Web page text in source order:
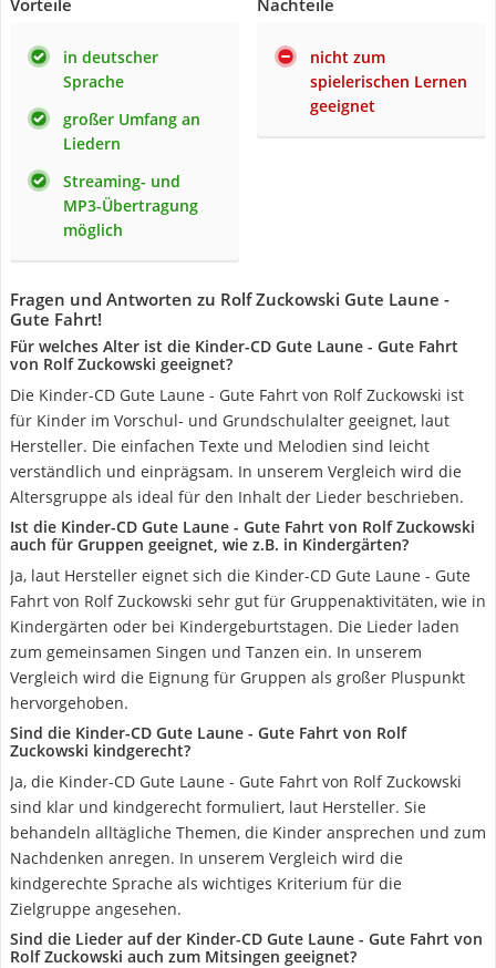
Vorteile
in deutscher
Sprache
großer Umfang an
Liedern
Streaming- und
MP3-Übertragung
möglich
Nachteile
nicht zum
spielerischen Lernen
geeignet
Fragen und Antworten zu Rolf Zuckowski Gute Laune -
Gute Fahrt!
Für welches Alter ist die Kinder-CD Gute Laune - Gute Fahrt
von Rolf Zuckowski geeignet?
Die Kinder-CD Gute Laune - Gute Fahrt von Rolf Zuckowski ist
für Kinder im Vorschul- und Grundschulalter geeignet, laut
Hersteller. Die einfachen Texte und Melodien sind leicht
verständlich und einprägsam. In unserem Vergleich wird die
Altersgruppe als ideal für den Inhalt der Lieder beschrieben.
Ist die Kinder-CD Gute Laune - Gute Fahrt von Rolf Zuckowski
auch für Gruppen geeignet, wie z.B. in Kindergärten?
Ja, laut Hersteller eignet sich die Kinder-CD Gute Laune - Gute
Fahrt von Rolf Zuckowski sehr gut für Gruppenaktivitäten, wie in
Kindergärten oder bei Kindergeburtstagen. Die Lieder laden
zum gemeinsamen Singen und Tanzen ein. In unserem
Vergleich wird die Eignung für Gruppen als großer Pluspunkt
hervorgehoben.
Sind die Kinder-CD Gute Laune - Gute Fahrt von Rolf
Zuckowski kindgerecht?
Ja, die Kinder-CD Gute Laune - Gute Fahrt von Rolf Zuckowski
sind klar und kindgerecht formuliert, laut Hersteller. Sie
behandeln alltägliche Themen, die Kinder ansprechen und zum
Nachdenken anregen. In unserem Vergleich wird die
kindgerechte Sprache als wichtiges Kriterium für die
Zielgruppe angesehen.
Sind die Lieder auf der Kinder-CD Gute Laune - Gute Fahrt von
Rolf Zuckowski auch zum Mitsingen geeignet?